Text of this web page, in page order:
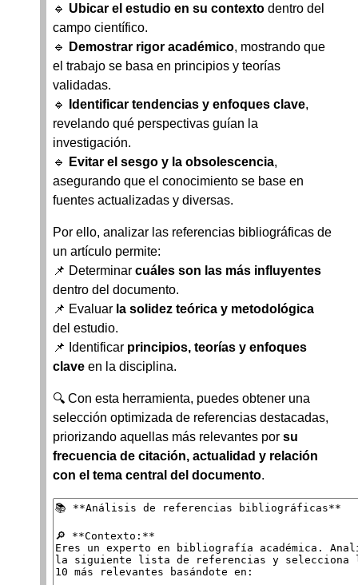
🔹 Ubicar el estudio en su contexto dentro del
campo científico.
🔹
Demostrar rigor académico, mostrando que
el trabajo se basa en principios y teorías
validadas.
🔹
Identificar tendencias y enfoques clave,
revelando qué perspectivas guían la
investigación.
🔹
Evitar el sesgo y la obsolescencia,
asegurando que el conocimiento se base en
fuentes actualizadas y diversas.
Por ello, analizar las referencias bibliográficas de
un artículo permite:
📌 Determinar cuáles son las más influyentes
dentro del documento.
📌 Evaluar la solidez teórica y metodológica
del estudio.
📌 Identificar principios, teorías y enfoques
clave en la disciplina.
🔍 Con esta herramienta, puedes obtener una
selección optimizada de referencias destacadas,
priorizando aquellas más relevantes por su
frecuencia de citación, actualidad y relación
con el tema central del documento.